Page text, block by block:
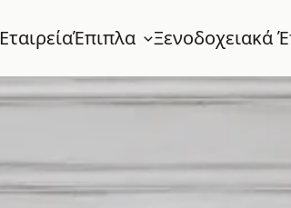
ΕταιρείαΈπιπλα Ξενοδοχειακά